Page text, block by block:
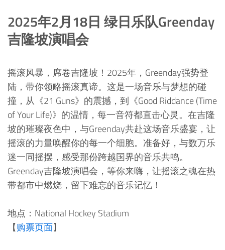
2025年2月18日 绿日乐队Greenday
吉隆坡演唱会
摇滚风暴，席卷吉隆坡！2025年，Greenday强势登
陆，带你领略摇滚真谛。这是一场音乐与梦想的碰
撞，从《21 Guns》的震撼，到《Good Riddance (Time
of Your Life)》的温情，每一音符都直击心灵。在吉隆
坡的璀璨夜色中，与Greenday共赴这场音乐盛宴，让
摇滚的力量唤醒你的每一个细胞。准备好，与数万乐
迷一同摇摆，感受那份跨越国界的音乐共鸣。
Greenday吉隆坡演唱会，等你来嗨，让摇滚之魂在热
带都市中燃烧，留下难忘的音乐记忆！
地点：National Hockey Stadium
【购票页面】